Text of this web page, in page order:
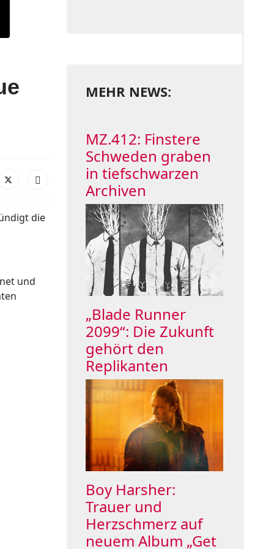
die
und
MEHR NEWS:
MZ.412: Finstere
Schweden graben
in tiefschwarzen
Archiven
„Blade Runner
2099“: Die Zukunft
gehört den
Replikanten
Boy Harsher:
Trauer und
Herzschmerz auf
neuem Album „Get